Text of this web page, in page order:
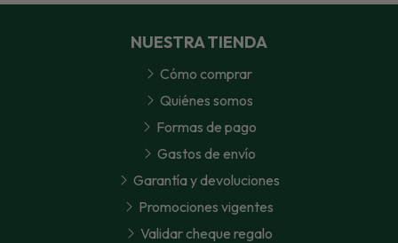
NUESTRA TIENDA
Cómo comprar
Quiénes somos
Formas de pago
Gastos de envío
Garantía y devoluciones
Promociones vigentes
Validar cheque regalo